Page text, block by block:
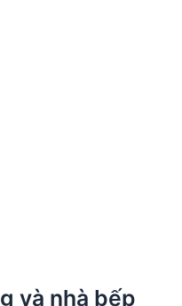
và nhà bếp